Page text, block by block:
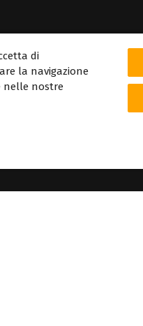
di
la navigazione
nelle nostre